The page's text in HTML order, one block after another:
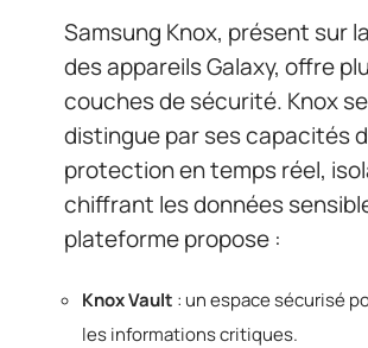
Samsung Knox, présent sur
des appareils Galaxy, offre
couches de sécurité. Knox se
distingue par ses capacités
protection en temps réel,
chiffrant les données
plateforme propose :
Knox Vault : un espace sécurisé
les informations critiques.